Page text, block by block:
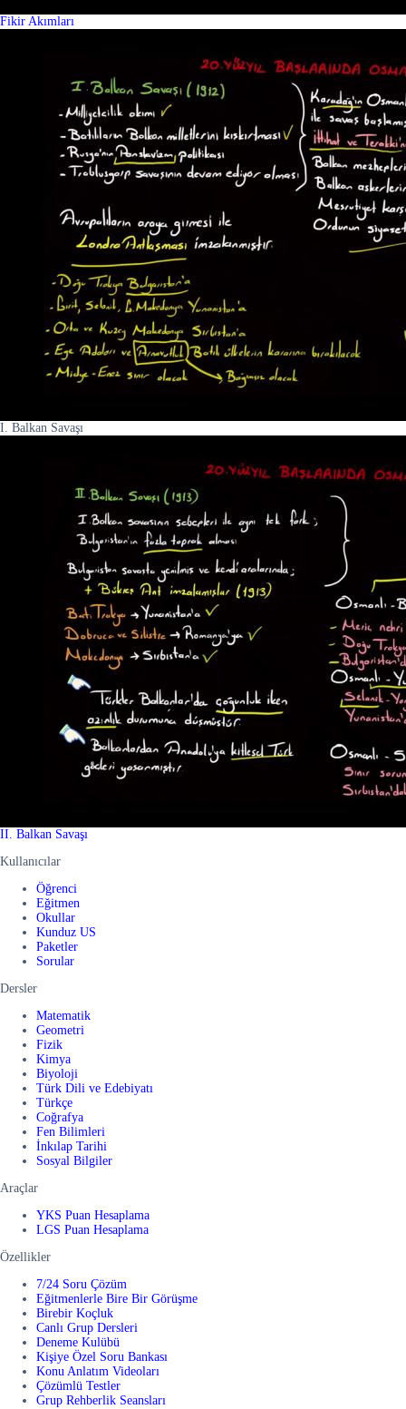
Fikir Akımları
I. Balkan Savaşı
II. Balkan Savaşı
Kullanıcılar
Öğrenci
Eğitmen
Okullar
Kunduz US
Paketler
Sorular
Dersler
Matematik
Geometri
Fizik
Kimya
Biyoloji
Türk Dili ve Edebiyatı
Türkçe
Coğrafya
Fen Bilimleri
İnkılap Tarihi
Sosyal Bilgiler
Araçlar
YKS Puan Hesaplama
LGS Puan Hesaplama
Özellikler
7/24 Soru Çözüm
Eğitmenlerle Bire Bir Görüşme
Birebir Koçluk
Canlı Grup Dersleri
Deneme Kulübü
Kişiye Özel Soru Bankası
Konu Anlatım Videoları
Çözümlü Testler
Grup Rehberlik Seansları